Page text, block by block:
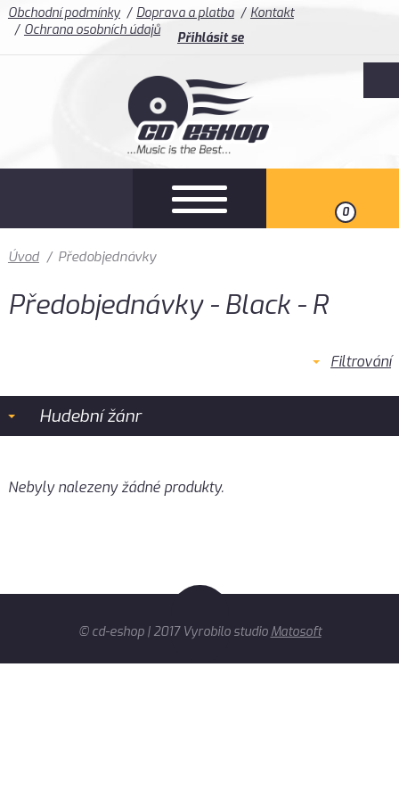
Obchodní podmínky Doprava a platba
Kontakt
Ochrana osobních údajů
Přihlásit se
0
Úvod / Předobjednávky
Předobjednávky - Black - R
Filtrování
Hudební žánr
Nebyly nalezeny žádné produkty.
© cd-eshop | 2017 Vyrobilo studio Matosoft